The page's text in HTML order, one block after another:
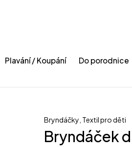
Plavání / Koupání Do porodnice
Bryndáčky Textil pro děti
Bryndáček